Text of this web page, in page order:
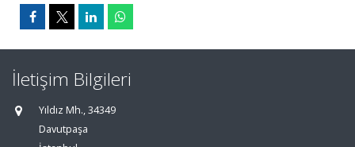
İletişim Bilgileri
Yıldız Mh., 34349
Davutpaşa